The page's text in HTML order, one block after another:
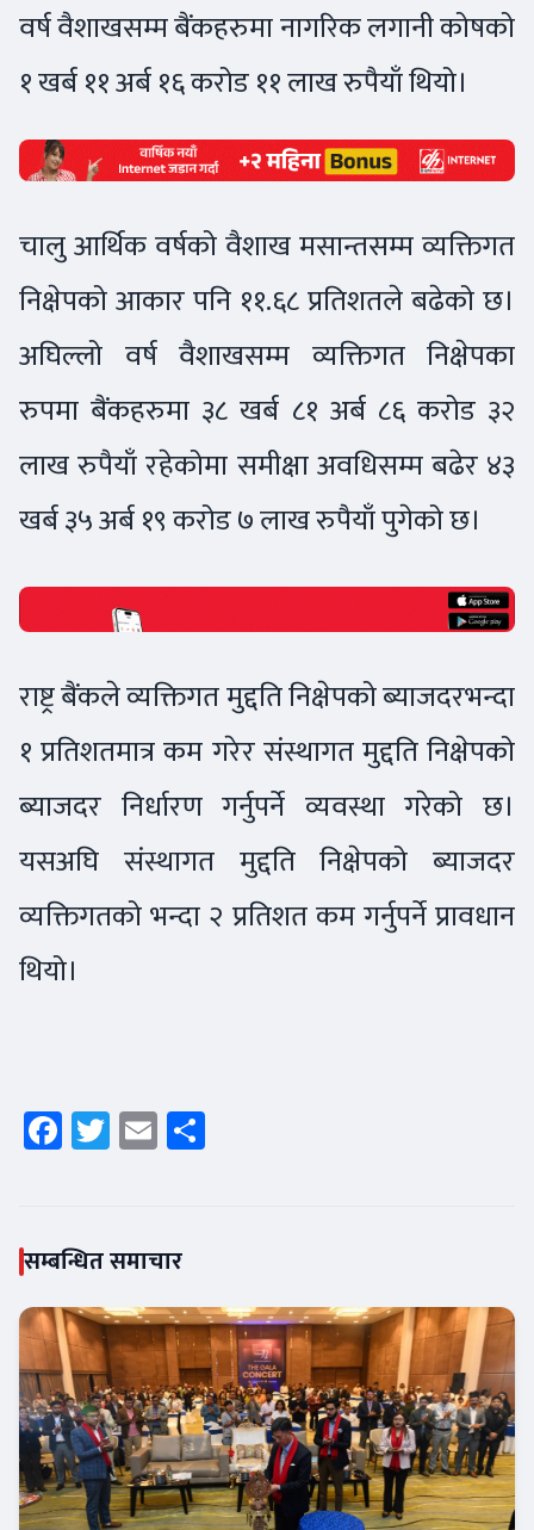
वर्ष वैशाखसम्म बैंकहरुमा नागरिक लगानी कोषको
१ खर्ब ११ अर्ब १६ करोड ११ लाख रुपैयाँ थियो।
चालु आर्थिक वर्षको वैशाख मसान्तसम्म व्यक्तिगत
निक्षेपको आकार पनि ११.६८ प्रतिशतले बढेको छ।
अघिल्लो वर्ष वैशाखसम्म व्यक्तिगत निक्षेपका
रुपमा बैंकहरुमा ३८ खर्ब ८१ अर्ब ८६ करोड ३२
लाख रुपैयाँ रहेकोमा समीक्षा अवधिसम्म बढेर ४३
खर्ब ३५ अर्ब १९ करोड ७ लाख रुपैयाँ पुगेको छ।
राष्ट्र बैंकले व्यक्तिगत मुद्दति निक्षेपको ब्याजदरभन्दा
१ प्रतिशतमात्र कम गरेर संस्थागत मुद्दति निक्षेपको
ब्याजदर निर्धारण गर्नुपर्ने व्यवस्था गरेको छ।
यसअघि संस्थागत मुद्दति निक्षेपको ब्याजदर
व्यक्तिगतको भन्दा २ प्रतिशत कम गर्नुपर्ने प्रावधान
थियो।
Facebook
Twitter
Email
सम्बन्धित समाचार